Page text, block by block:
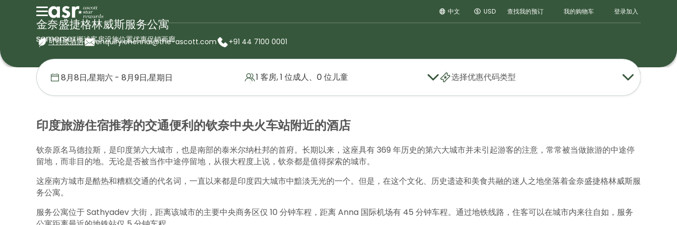
中文 USD 查找我的预订 我的购物车 登录加入
概述客房设施位置优惠促销画廊
1 客房, 1 位成人、0 位儿童 选择优惠代码类型
金奈盛捷格林威斯服务公寓
可持续酒店 enquiry.chennai@the-ascott.com +91 44 7100 0001
首页 盛捷服务公寓 印度 金奈盛捷格林威斯服务公寓
印度旅游住宿推荐的交通便利的钦奈中央火车站附近的酒店
钦奈原名马德拉斯，是印度第六大城市，也是南部的泰米尔纳杜邦的首府。长期以来，这座具有 369 年历史的第六大城市并未引起游客的注意，常常被当做旅游的中途停
留地，而非目的地。无论是否被当作中途停留地，从很大程度上说，钦奈都是值得探索的城市。
这座南方城市是酷热和糟糕交通的代名词，一直以来都是印度四大城市中黯淡无光的一个。但是，在这个文化、历史遗迹和美食共融的迷人之地坐落着金奈盛捷格林威斯服
务公寓。
服务公寓位于 Sathyadev 大街，距离该城市的主要中央商务区仅 10 分钟车程，距离 Anna 国际机场有 45 分钟车程。通过地铁线路，住客可以在城市内来往自如，服务